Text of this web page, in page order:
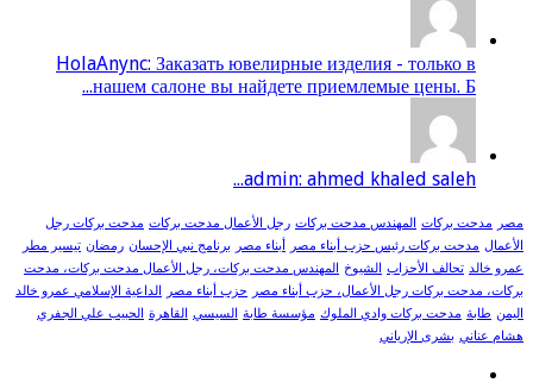
HolaAnync: Заказать ювелирные изделия - только в
нашем салоне вы найдете приемлемые цены. Б...
admin: ahmed khaled saleh...
مصر مدحت بركات المهندس مدحت بركات رجل الأعمال مدحت بركات مدحت بركات رجل
الأعمال مدحت بركات رئيس حزب أبناء مصر أبناء مصر برنامج نبي الإحسان رمضان تيسير مطر
عمرو خالد تحالف الأحزاب الشيوخ المهندس مدحت بركات، رجل الأعمال مدحت بركات، مدحت
بركات، مدحت بركات رجل الأعمال، حزب أبناء مصر
حزب أبناء مصر
الداعية الإسلامي عمرو خالد
اليمن طابة مدحت بركات وادي الملوك مؤسسة طابة السيسي القاهرة الحبيب علي الجفري
هشام عناني بشرى الإرياني